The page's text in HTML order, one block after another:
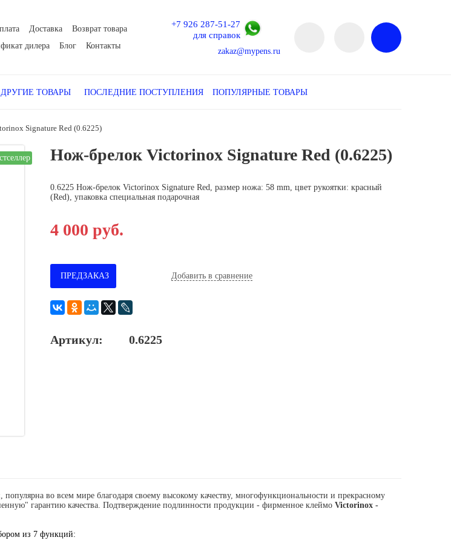
Доставка
Возврат товара
дилера Блог Контакты
+7 926 287-51-27
для справок
zakaz@mypens.ru
ДРУГИЕ ТОВАРЫ ПОСЛЕДНИЕ ПОСТУПЛЕНИЯ ПОПУЛЯРНЫЕ ТОВАРЫ
Signature Red (0.6225)
бестселлер
Нож-брелок Victorinox Signature Red (0.6225)
0.6225 Нож-брелок Victorinox Signature Red, размер ножа: 58 mm, цвет рукоятки: красный
(Red), упаковка специальная подарочная
4 000 руб.
ПРЕДЗАКАЗ Добавить в сравнение
Артикул: 0.6225
популярна во всем мире благодаря своему высокому качеству, многофункциональности и прекрасному
гарантию качества. Подтверждение подлинности продукции - фирменное клеймо Victorinox -
из 7 функций: